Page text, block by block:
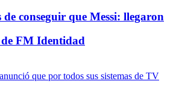
conseguir que Messi: llegaron
FM Identidad